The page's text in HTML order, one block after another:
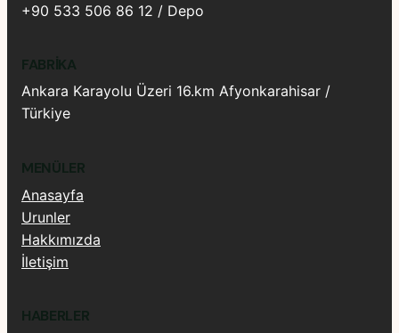
+90 533 506 86 12 / Depo
FABRIKA
Ankara Karayolu Üzeri 16.km Afyonkarahisar /
Türkiye
MENÜLER
Anasayfa
Urunler
Hakkımızda
İletişim
HABERLER